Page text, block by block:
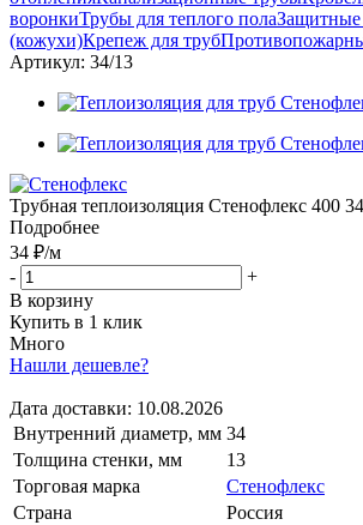
воронкиТрубы для теплого пола
(кожухи)Крепеж для труб
Артикул: 34/13
Трубная теплоизоляция Стенофлекс 400
Подробнее
34 ₽/м
-
+
В корзину
Купить в 1 клик
Много
Нашли дешевле?
Дата доставки: 10.08.2026
Внутренний диаметр, мм 34
Толщина стенки, мм
13
Торговая марка
Стенофлекс
Страна
Россия